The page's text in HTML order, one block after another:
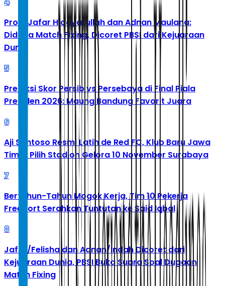
Profil Jafar Hidayatullah dan Adnan Maulana:
Diduga Match Fixing, Dicoret PBSI dari Kejuaraan
Dunia
5
Prediksi Skor Persib vs Persebaya di Final Piala
Presiden 2026: Maung Bandung Favorit Juara
6
Aji Santoso Resmi Latih de Red FC, Klub Baru Jawa
Timur Pilih Stadion Gelora 10 November Surabaya
7
Bertahun-Tahun Mogok Kerja, Tim 10 Pekerja
Freeport Serahkan Tuntutan ke Said Iqbal
8
Jafar/Felisha dan Adnan/Indah Dicoret dari
Kejuaraan Dunia, PBSI Buka Suara Soal Dugaan
Match Fixing